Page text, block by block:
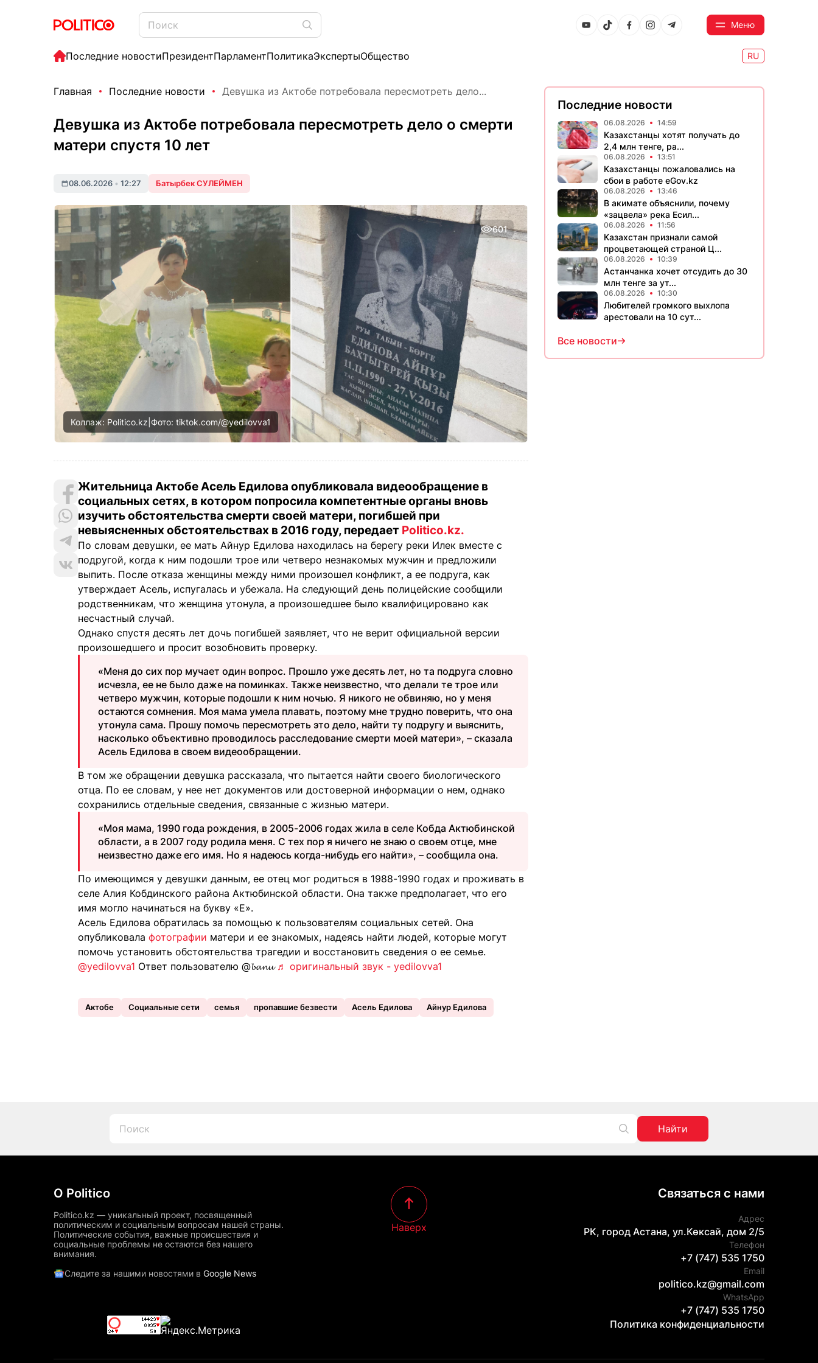
Меню
Последние новостиПрезидентПарламентПолитикаЭкспертыОбщество RU
Главная Последние новости Девушка из Актобе потребовала пересмотреть дело...
Девушка из Актобе потребовала пересмотреть дело о смерти
матери спустя 10 лет
08.06.2026 • 12:27 Батырбек СУЛЕЙМЕН
601
Коллаж: Politico.kz|Фото: tiktok.com/@yedilovva1
Жительница Актобе Асель Едилова опубликовала видеообращение в
социальных сетях, в котором попросила компетентные органы вновь
изучить обстоятельства смерти своей матери, погибшей при
невыясненных обстоятельствах в 2016 году, передает Politico.kz.
По словам девушки, ее мать Айнур Едилова находилась на берегу реки Илек вместе с
подругой, когда к ним подошли трое или четверо незнакомых мужчин и предложили
выпить. После отказа женщины между ними произошел конфликт, а ее подруга, как
утверждает Асель, испугалась и убежала. На следующий день полицейские сообщили
родственникам, что женщина утонула, а произошедшее было квалифицировано как
несчастный случай.
Однако спустя десять лет дочь погибшей заявляет, что не верит официальной версии
произошедшего и просит возобновить проверку.
«Меня до сих пор мучает один вопрос. Прошло уже десять лет, но та подруга словно
исчезла, ее не было даже на поминках. Также неизвестно, что делали те трое или
четверо мужчин, которые подошли к ним ночью. Я никого не обвиняю, но у меня
остаются сомнения. Моя мама умела плавать, поэтому мне трудно поверить, что она
утонула сама. Прошу помочь пересмотреть это дело, найти ту подругу и выяснить,
насколько объективно проводилось расследование смерти моей матери», – сказала
Асель Едилова в своем видеообращении.
В том же обращении девушка рассказала, что пытается найти своего биологического
отца. По ее словам, у нее нет документов или достоверной информации о нем, однако
сохранились отдельные сведения, связанные с жизнью матери.
«Моя мама, 1990 года рождения, в 2005-2006 годах жила в селе Кобда Актюбинской
области, а в 2007 году родила меня. С тех пор я ничего не знаю о своем отце, мне
неизвестно даже его имя. Но я надеюсь когда-нибудь его найти», – сообщила она.
По имеющимся у девушки данным, ее отец мог родиться в 1988-1990 годах и проживать в
селе Алия Кобдинского района Актюбинской области. Она также предполагает, что его
имя могло начинаться на букву «Е».
Асель Едилова обратилась за помощью к пользователям социальных сетей. Она
опубликовала фотографии матери и ее знакомых, надеясь найти людей, которые могут
помочь установить обстоятельства трагедии и восстановить сведения о ее семье.
@yedilovva1 Ответ пользователю @𝓫𝓪𝓷𝓾 ♬ оригинальный звук - yedilovva1
Актобе Социальные сети семья пропавшие безвести Асель Едилова Айнур Едилова
Последние новости
06.08.2026 14:59
Казахстанцы хотят получать до
2,4 млн тенге, ра...
06.08.2026 13:51
Казахстанцы пожаловались на
сбои в работе eGov.kz
06.08.2026 13:46
В акимате объяснили, почему
«зацвела» река Есил...
06.08.2026 11:56
Казахстан признали самой
процветающей страной Ц...
06.08.2026 10:39
Астанчанка хочет отсудить до 30
млн тенге за ут...
06.08.2026 10:30
Любителей громкого выхлопа
арестовали на 10 сут...
Все новости
Найти
О Politico
Politico.kz — уникальный проект, посвященный
политическим и социальным вопросам нашей страны.
Политические события, важные происшествия и
социальные проблемы не остаются без нашего
внимания.
Следите за нашими новостями в Google News
Наверх
Связаться с нами
Адрес
РК, город Астана, ул.Көксай, дом 2/5
Телефон
+7 (747) 535 1750
Email
politico.kz@gmail.com
WhatsApp
+7 (747) 535 1750
Политика конфиденциальности